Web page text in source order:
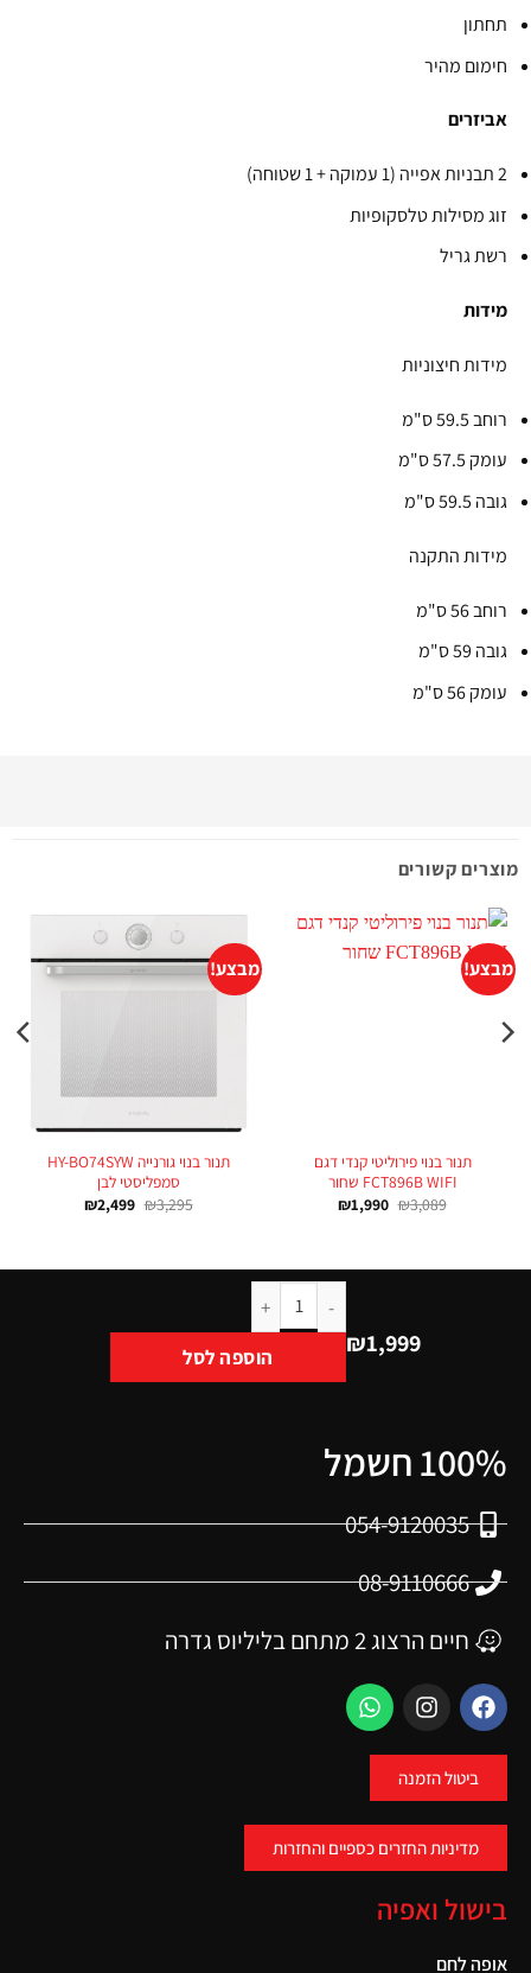
תחתון
חימום מהיר
אביזרים
2 תבניות אפייה (1 עמוקה + 1 שטוחה)
זוג מסילות טלסקופיות
רשת גריל
מידות
מידות חיצוניות
רוחב 59.5 ס"מ
עומק 57.5 ס"מ
גובה 59.5 ס"מ
מידות התקנה
רוחב 56 ס"מ
גובה 59 ס"מ
עומק 56 ס"מ
מוצרים קשורים
מבצע!
תנור בנוי פירוליטי קנדי דגם
FCT896B WIFI שחור
₪3,089
₪1,990
מבצע!
תנור בנוי גורנייה HY-BO74SYW
סמפליסטי לבן
₪3,295
₪2,499
₪1,999 הוספה לסל
100% חשמל
054-9120035
08-9110666
חיים הרצוג 2 מתחם בליליוס גדרה
ביטול הזמנה
מדיניות החזרים כספיים והחזרות
בישול ואפיה
אופה לחם